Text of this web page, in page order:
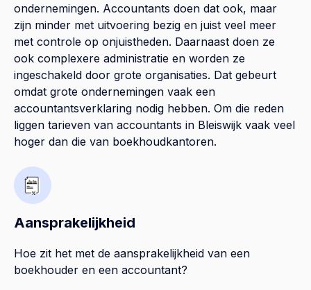
ondernemingen. Accountants doen dat ook, maar
zijn minder met uitvoering bezig en juist veel meer
met controle op onjuistheden. Daarnaast doen ze
ook complexere administratie en worden ze
ingeschakeld door grote organisaties. Dat gebeurt
omdat grote ondernemingen vaak een
accountantsverklaring nodig hebben. Om die reden
liggen tarieven van accountants in Bleiswijk vaak veel
hoger dan die van boekhoudkantoren.
Aansprakelijkheid
Hoe zit het met de aansprakelijkheid van een
boekhouder en een accountant?